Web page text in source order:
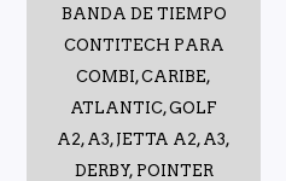
BANDA DE TIEMPO
CONTITECH PARA
COMBI, CARIBE,
ATLANTIC, GOLF
A2, A3, JETTA A2, A3,
DERBY, POINTER